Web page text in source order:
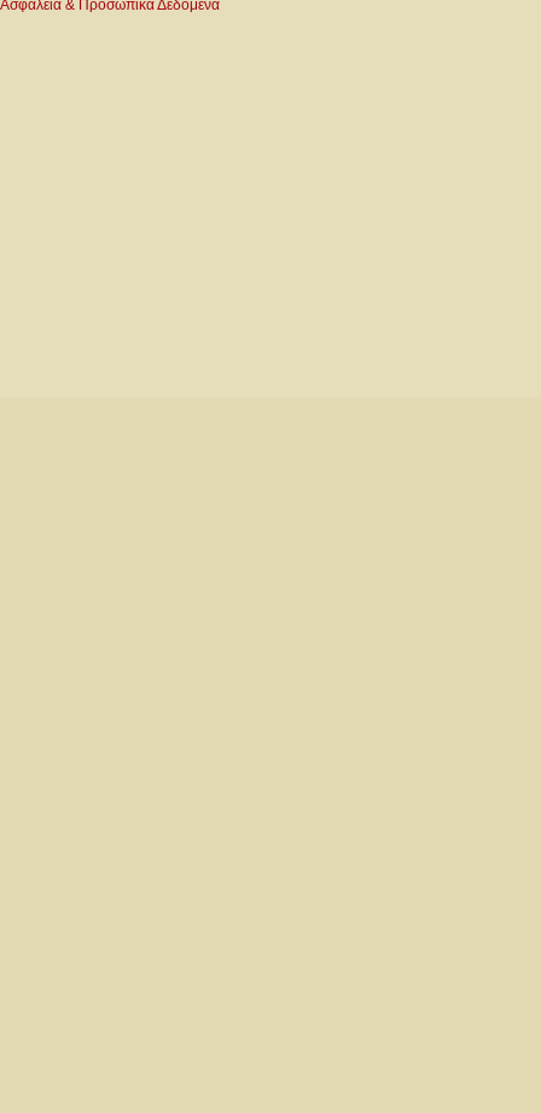
Ασφάλεια & Προσωπικά Δεδομένα